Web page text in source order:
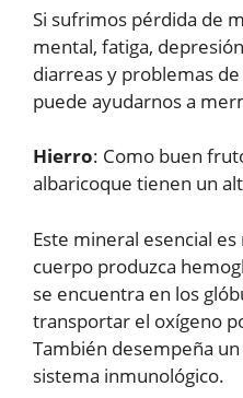
Si sufrimos pérdida de
mental, fatiga,
diarreas y problemas
puede ayudarnos a
Hierro: Como buen
albaricoque tienen un
Este mineral esencial
cuerpo produzca
se encuentra en los
transportar el oxígeno
También desempeña
sistema inmunológico.